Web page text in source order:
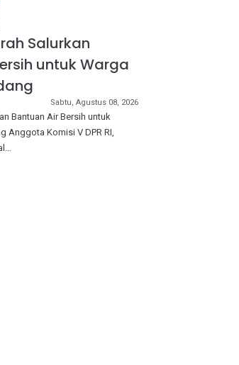
Salurkan
untuk Warga
Sabtu, Agustus 08, 2026
Bantuan Air Bersih untuk
Anggota Komisi V DPR RI,